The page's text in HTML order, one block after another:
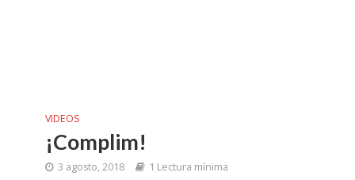
VIDEOS
¡Complim!
3 agosto, 2018 1 Lectura mínima